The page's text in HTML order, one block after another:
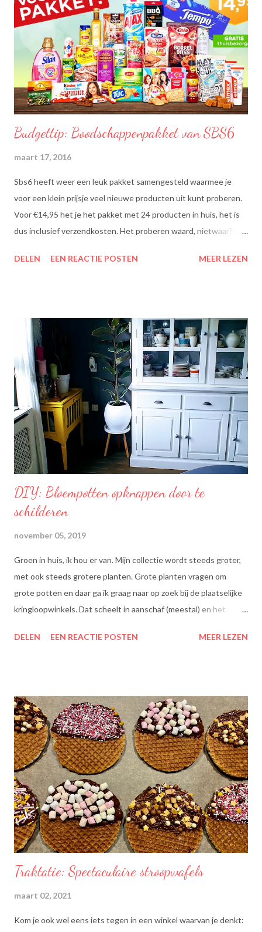
Budgettip: Boodschappenpakket van SBS6
maart 17, 2016
Sbs6 heeft weer een leuk pakket samengesteld waarmee je
voor een klein prijsje veel nieuwe producten uit kunt proberen.
Voor €14,95 het je het pakket met 24 producten in huis, het is
dus inclusief verzendkosten. Het proberen waard, nietwaar? Dit
theesmaken van Lipton: voor een goed moment dat heerlijk
mengsel van zonnebloem-, lijnzaad- en koolzaadolie. Het bevat
Omega’s 3 & 6 die goed zijn voor hart en bloedvaten. Omega's 3
& 6 zijn meervoudig onverzadigde vetzuren, die het lichaam niet
zelf kan aanmaken. Ze dragen bij tot de instandhouding van een
normaal cholesterolgehalte in het bloed. Becel Dieetolie geeft
een optimale smaak aan uw gerechten, met behoud van de
smaak van uw originele ingrediënten. Naast warme toepassing
l...
DELEN EEN REACTIE POSTEN MEER LEZEN
DIY: Bloempotten opknappen door te
schilderen
november 05, 2019
Groen in huis, ik hou er van. Mijn collectie wordt steeds groter,
met ook steeds grotere planten. Grote planten vragen om
grote potten en daar ga ik graag naar op zoek bij de plaatselijke
kringloopwinkels. Dat scheelt in aanschaf (meestal) en het
voor onze planeet, nietwaar?
DELEN EEN REACTIE POSTEN MEER LEZEN
Traktatie: Spectaculaire stroopwafels
maart 02, 2021
Kom je ook wel eens iets tegen in een winkel waarvan je denkt: